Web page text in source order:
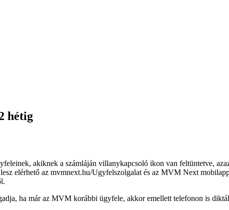
hétig
akiknek a számláján villanykapcsoló ikon van feltüntetve,
elérhető az mvmnext.hu/Ugyfelszolgalat és az MVM Next
ha már az MVM korábbi ügyfele, akkor emellett telefonon is